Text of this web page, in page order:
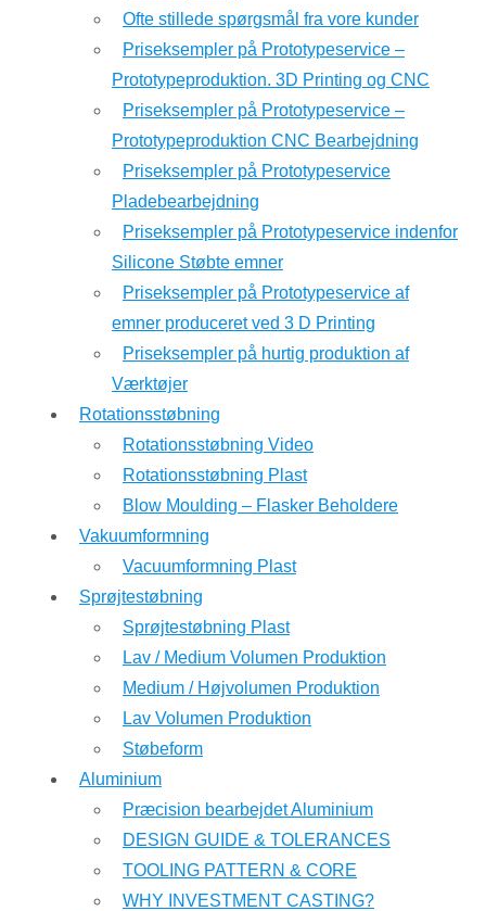
Ofte stillede spørgsmål fra vore kunder
Priseksempler på Prototypeservice –
Prototypeproduktion. 3D Printing og CNC
Priseksempler på Prototypeservice –
Prototypeproduktion CNC Bearbejdning
Priseksempler på Prototypeservice
Pladebearbejdning
Priseksempler på Prototypeservice indenfor
Silicone Støbte emner
Priseksempler på Prototypeservice af
emner produceret ved 3 D Printing
Priseksempler på hurtig produktion af
Værktøjer
Rotationsstøbning
Rotationsstøbning Video
Rotationsstøbning Plast
Blow Moulding – Flasker Beholdere
Vakuumformning
Vacuumformning Plast
Sprøjtestøbning
Sprøjtestøbning Plast
Lav / Medium Volumen Produktion
Medium / Højvolumen Produktion
Lav Volumen Produktion
Støbeform
Aluminium
Præcision bearbejdet Aluminium
DESIGN GUIDE & TOLERANCES
TOOLING PATTERN & CORE
WHY INVESTMENT CASTING?